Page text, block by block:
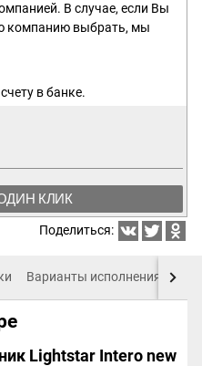
В случае, если Вы
компанию выбрать, мы
в банке.
КЛИК
Поделиться:
Варианты исполнения
Lightstar Intero new